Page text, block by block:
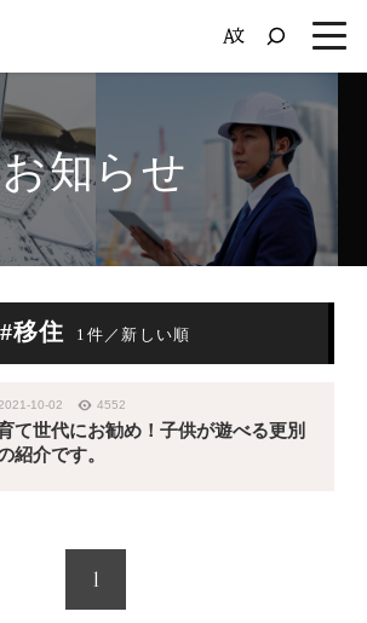
お知らせ
#移住 1件／新しい順
2021-10-02 4552
て世代にお勧め！子供が遊べる更別
紹介です。
1